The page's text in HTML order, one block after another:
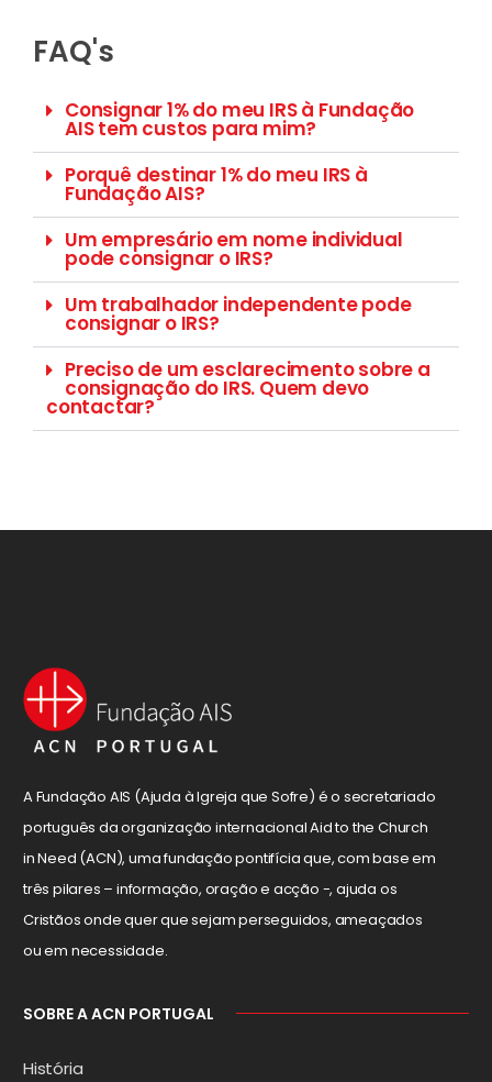
FAQ's
Consignar 1% do meu IRS à Fundação
AIS tem custos para mim?
Porquê destinar 1% do meu IRS à
Fundação AIS?
Um empresário em nome individual
pode consignar o IRS?
Um trabalhador independente pode
consignar o IRS?
Preciso de um esclarecimento sobre a
consignação do IRS. Quem devo
contactar?
A Fundação AIS (Ajuda à Igreja que Sofre) é o secretariado
português da organização internacional Aid to the Church
in Need (ACN), uma fundação pontifícia que, com base em
três pilares – informação, oração e acção -, ajuda os
Cristãos onde quer que sejam perseguidos, ameaçados
ou em necessidade.
SOBRE A ACN PORTUGAL
História